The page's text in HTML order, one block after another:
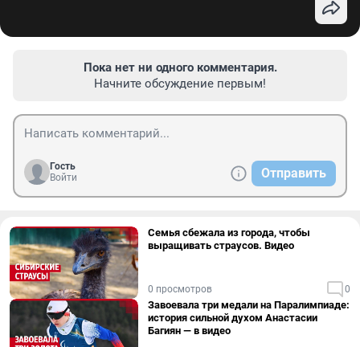
Пока нет ни одного комментария.
Начните обсуждение первым!
Гость
Войти
Отправить
Семья сбежала из города, чтобы
выращивать страусов. Видео
0 просмотров 0
Завоевала три медали на Паралимпиаде:
история сильной духом Анастасии
Багиян — в видео